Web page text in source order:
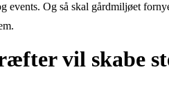
events. Og så skal gårdmiljøet
vil skabe